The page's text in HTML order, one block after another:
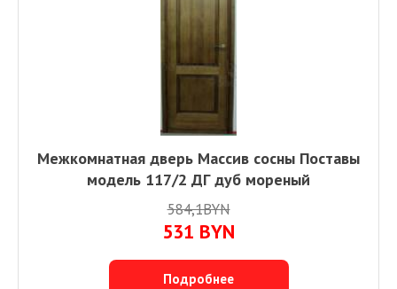
Межкомнатная дверь Массив сосны Поставы
модель 117/2 ДГ дуб мореный
584,1BYN
531 BYN
Подробнее